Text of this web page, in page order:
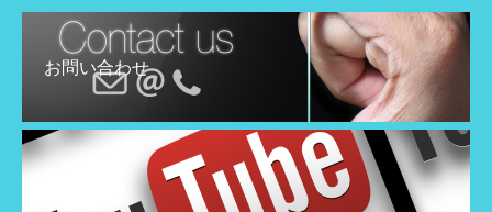
お問い合わせ